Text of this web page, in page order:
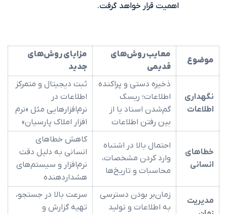
اهمیت قرار خواهد گرفت.
معایب روش‌های
قدیمی
مزایای روش‌های
ذخیره دستی و پراکنده
اطلاعات؛ ریسک
گم‌شدن اسناد یا از
بین رفتن اطلاعات
ثبت دیجیتال و متمرکز
اطلاعات در
نرم‌افزارهایی مثل «نرم
افزار املاک پارسیان»
احتمال بالا در اشتباه
وارد کردن مشخصات،
محاسبات و تاریخ‌ها
کاهش خطاهای
انسانی به دلیل دقت
نرم‌افزار و سیستم‌های
هشداردهنده
زمان‌بر بودن دسترسی
به اطلاعات و تولید
سرعت بالا در جستجو،
تهیه گزارش و